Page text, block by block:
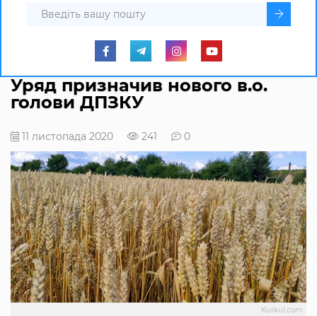
Уряд призначив нового в.о.
голови ДПЗКУ
11 листопада 2020 241 0
Kurkul.com